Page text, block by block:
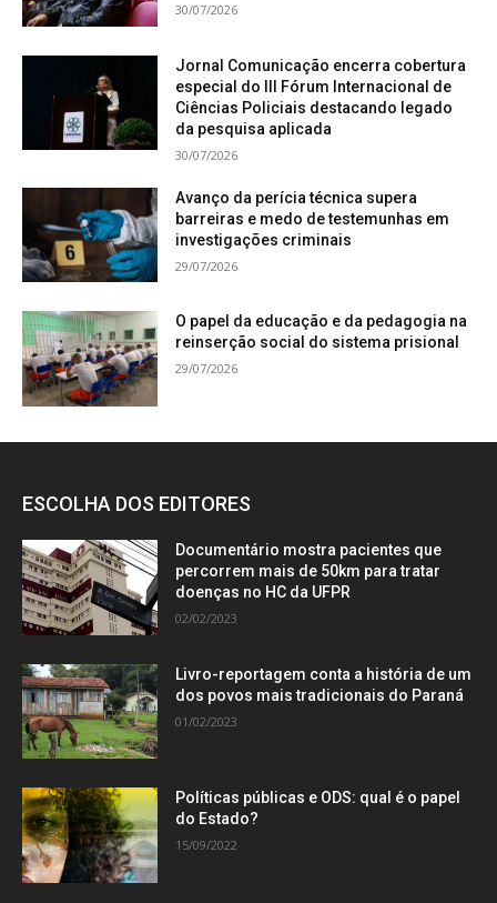
30/07/2026
Jornal Comunicação encerra cobertura
especial do III Fórum Internacional de
Ciências Policiais destacando legado
da pesquisa aplicada
30/07/2026
Avanço da perícia técnica supera
barreiras e medo de testemunhas em
investigações criminais
29/07/2026
O papel da educação e da pedagogia na
reinserção social do sistema prisional
29/07/2026
ESCOLHA DOS EDITORES
Documentário mostra pacientes que
percorrem mais de 50km para tratar
doenças no HC da UFPR
02/02/2023
Livro-reportagem conta a história de um
dos povos mais tradicionais do Paraná
01/02/2023
Políticas públicas e ODS: qual é o papel
do Estado?
15/09/2022